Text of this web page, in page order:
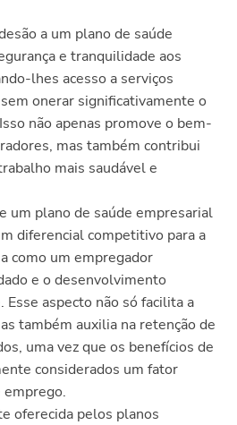
a um plano de saúde
e tranquilidade aos
lhes acesso a serviços
onerar significativamente o
não apenas promove o bem-
mas também contribui
mais saudável e
um plano de saúde empresarial
diferencial competitivo para a
como um empregador
e o desenvolvimento
aspecto não só facilita a
também auxilia na retenção de
uma vez que os benefícios de
considerados um fator
emprego.
oferecida pelos planos